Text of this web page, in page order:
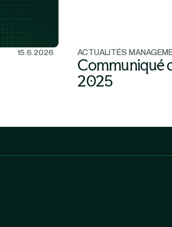
15.6.2026 ACTUALITÉS
Communiqué
2025